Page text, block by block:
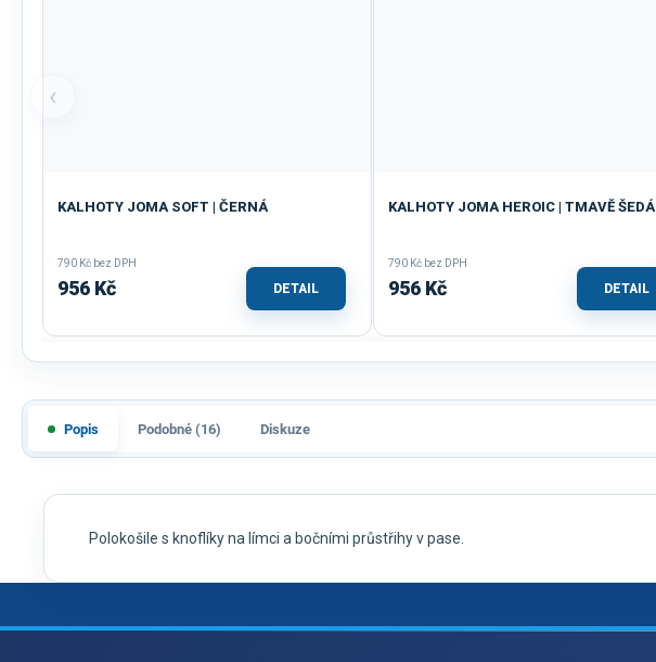
‹
KALHOTY JOMA SOFT | ČERNÁ
790 Kč bez DPH
956 Kč DETAIL
KALHOTY JOMA HEROIC | TMAVĚ ŠEDÁ
790 Kč bez DPH
956 Kč DETAIL
Popis Podobné (16) Diskuze
Polokošile s knoflíky na límci a bočními průstřihy v pase.